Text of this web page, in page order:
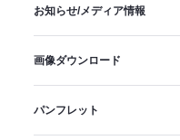
お知らせ/メディア情報
画像ダウンロード
パンフレット